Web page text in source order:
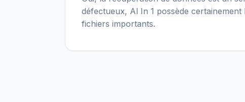
défectueux, Al In 1 possède
fichiers importants.